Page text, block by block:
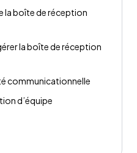
la boîte de réception
la boîte de réception
communicationnelle
d’équipe